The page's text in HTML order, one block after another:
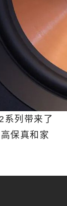
列带来了
保真和家